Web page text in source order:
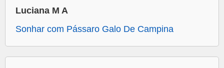
Luciana M A
Sonhar com Pássaro Galo De Campina